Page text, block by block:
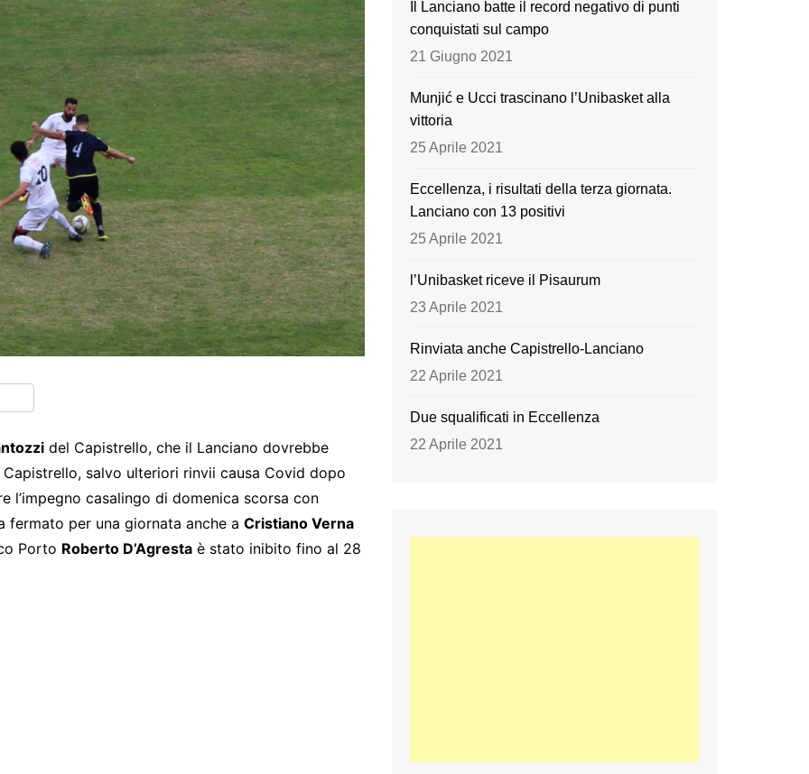
del Capistrello, che il Lanciano dovrebbe
salvo ulteriori rinvii causa Covid dopo
l’impegno casalingo di domenica scorsa con
fermato per una giornata anche a Cristiano Verna
Porto Roberto D’Agresta è stato inibito fino al 28
o
k
e
Il Lanciano batte il record negativo di punti
conquistati sul campo
21 Giugno 2021
Munjić e Ucci trascinano l’Unibasket alla
vittoria
25 Aprile 2021
Eccellenza, i risultati della terza giornata.
Lanciano con 13 positivi
25 Aprile 2021
l’Unibasket riceve il Pisaurum
23 Aprile 2021
Rinviata anche Capistrello-Lanciano
22 Aprile 2021
Due squalificati in Eccellenza
22 Aprile 2021